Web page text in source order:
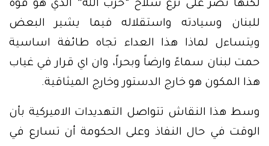
لكنها تصر على نزع سلاح “حزب الله” الذي هو قوة
للبنان وسيادته واستقلاله فيما يشير البعض
ويتساءل لماذا هذا العداء تجاه طائفة اساسية
حمت لبنان سماءً وارضاً وبحراً، وان اي قرار في غياب
هذا المكون هو خارج الدستور وخارج الميثاقية.
وسط هذا النقاش تتواصل التهديدات الاميركية بأن
الوقت في حال النفاذ وعلى الحكومة أن تسارع في